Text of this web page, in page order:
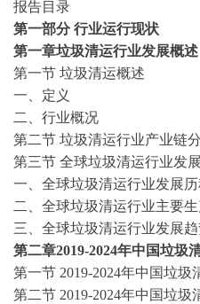
报告目录
第一部分 行业运行现状
第一章垃圾清运行业发展概述
第一节 垃圾清运概述
一、定义
二、行业概况
第二节 垃圾清运行业产业链
第三节 全球垃圾清运行业发
一、全球垃圾清运行业发展历
二、全球垃圾清运行业主要
三、全球垃圾清运行业发展
第二章2019-2024年中国垃圾
第一节 2019-2024年中国垃圾
第二节 2019-2024年中国垃圾